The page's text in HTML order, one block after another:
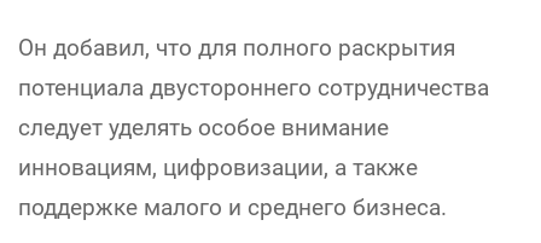
Он добавил, что для полного раскрытия
потенциала двустороннего сотрудничества
следует уделять особое внимание
инновациям, цифровизации, а также
поддержке малого и среднего бизнеса.